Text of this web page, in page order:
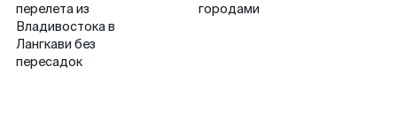
перелета из
Владивостока в
Лангкави без
пересадок
городами